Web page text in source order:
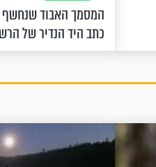
המסמך האבוד
כתב היד הנדיר של